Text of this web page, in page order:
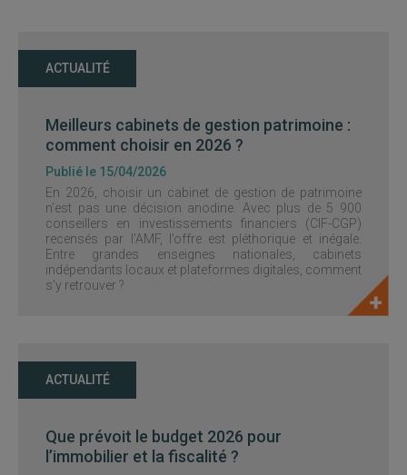
ACTUALITÉ
Meilleurs cabinets de gestion patrimoine :
comment choisir en 2026 ?
Publié le 15/04/2026
En 2026, choisir un cabinet de gestion de patrimoine
n’est pas une décision anodine. Avec plus de 5 900
conseillers en investissements financiers (CIF-CGP)
recensés par l’AMF, l’offre est pléthorique et inégale.
Entre grandes enseignes nationales, cabinets
indépendants locaux et plateformes digitales, comment
s’y retrouver ?
ACTUALITÉ
Que prévoit le budget 2026 pour
l’immobilier et la fiscalité ?